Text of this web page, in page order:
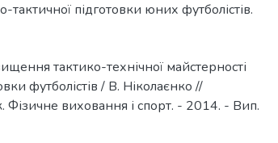
тактичної підготовки юних футболістів.
тактико-технічної майстерності
футболістів / В. Ніколаєнко //
виховання і спорт. - 2014. - Вип.